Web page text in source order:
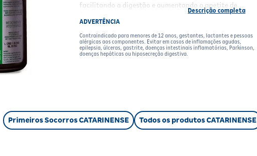
facilitando a digestão e aumentando o apetite de
Benefícios
Auxilia na digestãofacilitando o processo
Incluitintura de quina amarela, reconhecida
por sua ação tônica digestiva.
ADVERTÊNCIA
Contraindicado para menores de 12 anos, gestantes, lactantes e pessoas
alérgicas aos componentes. Evitar em casos de inflamações agudas,
epilepsia, úlceras, gastrite, doenças intestinais inflamatórias, Parkinson,
doenças hepáticas ou hiposecreção digestiva.
Primeiros Socorros CATARINENSE Todos os produtos CATARINENSE